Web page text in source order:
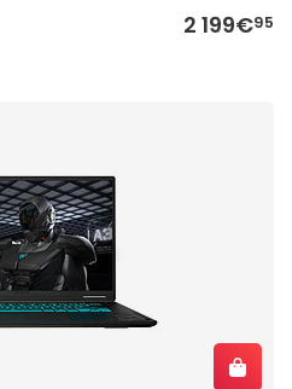
2 199€95